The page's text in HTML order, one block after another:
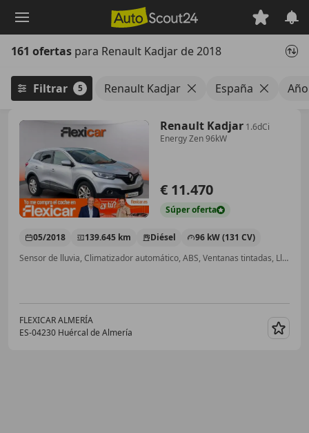
principal
161 ofertas para Renault Kadjar de 2018
Filtrar 5 Renault Kadjar España
Renault Kadjar 1.6dCi
Energy Zen 96kW
€ 11.470
Súperoferta
05/2018 139.645 km Diésel
96 kW (131 CV)
Sensor de lluvia, Climatizador automático, ABS, Ventanas tintadas, Llantas de aleación, Elevalunas eléctrico, Airbag acompañante, Airbags laterales
FLEXICAR ALMERÍA
ES-04230 Huércal de Almería